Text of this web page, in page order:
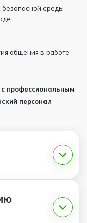
среды
общения в работе
профессиональным
персонал